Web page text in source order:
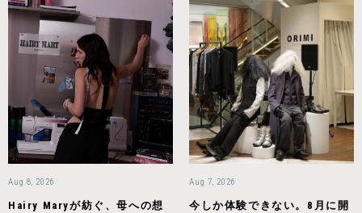
Aug 8, 2026
Hairy Maryが紡ぐ、母への想
Aug 7, 2026
今しか体験できない。8月に開